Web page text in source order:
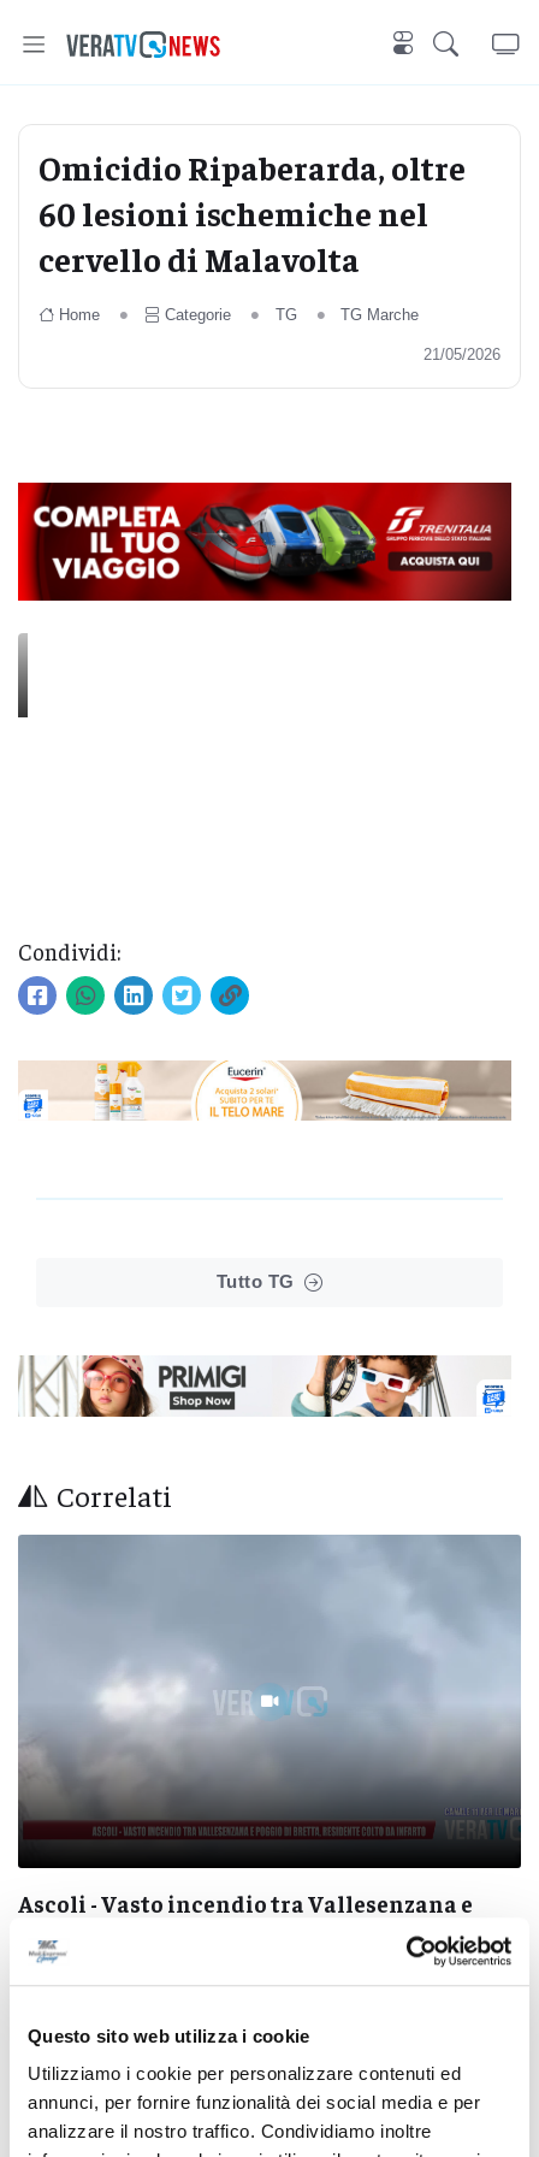
Questo sito web utilizza i cookie
Utilizziamo i cookie per personalizzare contenuti ed
annunci, per fornire funzionalità dei social media e per
analizzare il nostro traffico. Condividiamo inoltre
Omicidio Ripaberarda, oltre
60 lesioni ischemiche nel
cervello di Malavolta
Home Categorie TG TG Marche
21/05/2026
Condividi:
Tutto TG
Correlati
Ascoli - Vasto incendio tra Vallesenzana e
Poggio di Bretta, residente colto da infarto
Pubblicità